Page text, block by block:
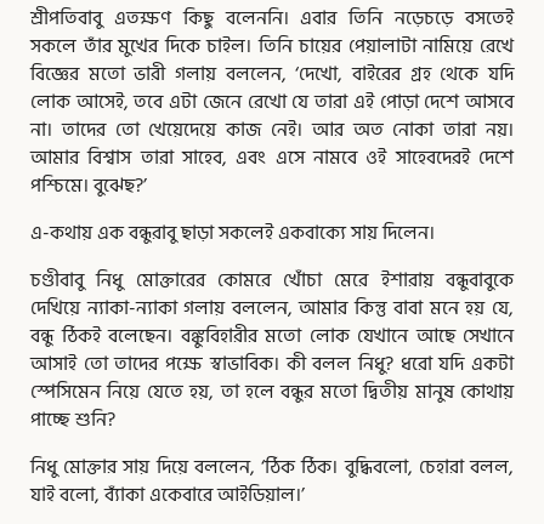
শ্রীপতিবাবু এতক্ষণ কিছু বলেননি। এবার তিনি নড়েচড়ে বসতেই
সকলে তাঁর মুখের দিকে চাইল। তিনি চায়ের পেয়ালাটা নামিয়ে রেখে
বিজ্ঞের মতো ভারী গলায় বললেন, ‘দেখো, বাইরের গ্রহ থেকে যদি
লোক আসেই, তবে এটা জেনে রেখো যে তারা এই পোড়া দেশে আসবে
না। তাদের তো খেয়েদেয়ে কাজ নেই। আর অত নোকা তারা নয়।
আমার বিশ্বাস তারা সাহেব, এবং এসে নামবে ওই সাহেবদেরই দেশে
পশ্চিমে। বুঝেছ?’
এ-কথায় এক বন্ধুরাবু ছাড়া সকলেই একবাক্যে সায় দিলেন।
চণ্ডীবাবু নিধু মোক্তারের কোমরে খোঁচা মেরে ইশারায় বন্ধুবাবুকে
দেখিয়ে ন্যাকা-ন্যাকা গলায় বললেন, আমার কিন্তু বাবা মনে হয় যে,
বন্ধু ঠিকই বলেছেন। বঙ্কুবিহারীর মতো লোক যেখানে আছে সেখানে
আসাই তো তাদের পক্ষে স্বাভাবিক। কী বলল নিধু? ধরো যদি একটা
স্পেসিমেন নিয়ে যেতে হয়, তা হলে বন্ধুর মতো দ্বিতীয় মানুষ কোথায়
পাচ্ছে শুনি?
নিধু মোক্তার সায় দিয়ে বললেন, ‘ঠিক ঠিক। বুদ্ধিবলো, চেহারা বলল,
যাই বলো, ব্যাঁকা একেবারে আইডিয়াল।’